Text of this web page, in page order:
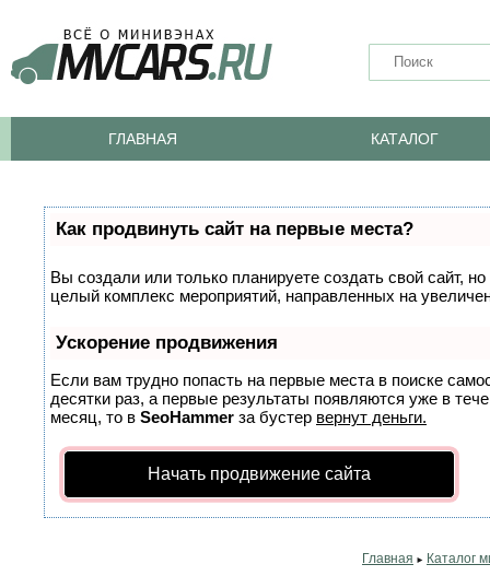
ГЛАВНАЯ КАТАЛОГ
Как продвинуть сайт на первые места?
Вы создали или только планируете создать свой сайт,
целый комплекс мероприятий, направленных на
Ускорение продвижения
Если вам трудно попасть на первые места в поиске
десятки раз, а первые результаты появляются уже в
месяц, то в SeoHammer за бустер вернут деньги.
Начать продвижение сайта
Главная ► Каталог